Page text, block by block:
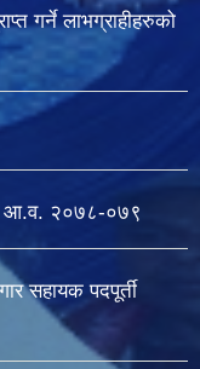
गर्ने लाभग्राहीहरुको
आ.व. २०७८-०७९
सहायक पदपूर्ती